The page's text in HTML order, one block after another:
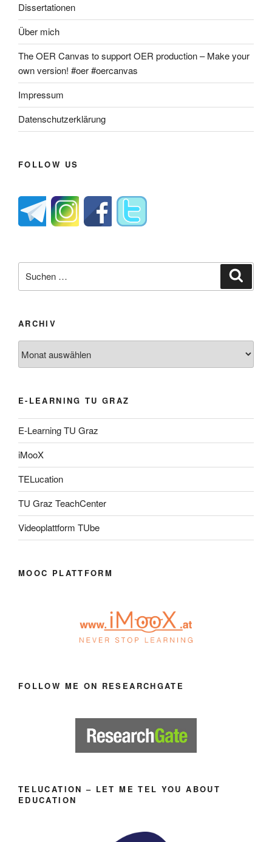
Dissertationen
Über mich
The OER Canvas to support OER production – Make your
own version! #oer #oercanvas
Impressum
Datenschutzerklärung
FOLLOW US
nach:
ARCHIV
E-LEARNING TU GRAZ
E-Learning TU Graz
iMooX
TELucation
TU Graz TeachCenter
Videoplattform TUbe
MOOC PLATTFORM
FOLLOW ME ON RESEARCHGATE
TELUCATION – LET ME TEL YOU ABOUT
EDUCATION